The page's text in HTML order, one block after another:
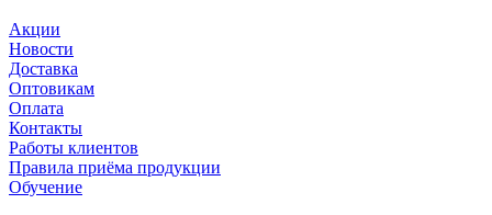
Акции
Новости
Доставка
Оптовикам
Оплата
Контакты
Работы клиентов
Правила приёма продукции
Обучение